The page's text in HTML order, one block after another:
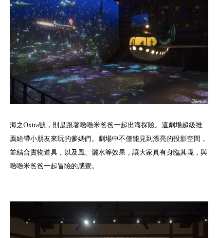
海之Oxtra號，則是跟著嚕嚕米爸爸一起出海探險。這劇場超級推
薦給帶小朋友來玩的爹媽們。劇場中不僅能見到漂亮的投影空間，
並結合實物道具，以及風、灑水等效果，讓大家真有身臨其境，與
嚕嚕米爸爸一起冒險的感覺。